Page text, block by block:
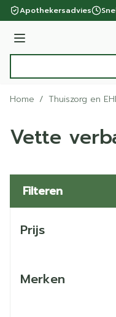
Ga naar de inhoud
Apothekersadvies
Menu
Home / Thuiszorg en
Vette
Filteren
Prijs
Merken